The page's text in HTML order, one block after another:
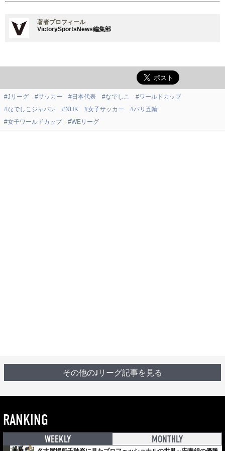
著者プロフィール
VictorySportsNews編集部
#Jリーグ #サッカー #日本代表 #なでしこ
#ワールドカップ
#なでしこジャパン
#NHK #女子サッカー
#パリ五輪
#女子ワールドカップ
#WEリーグ
その他のJリーグ記事を見る
RANKING
WEEKLY MONTHLY